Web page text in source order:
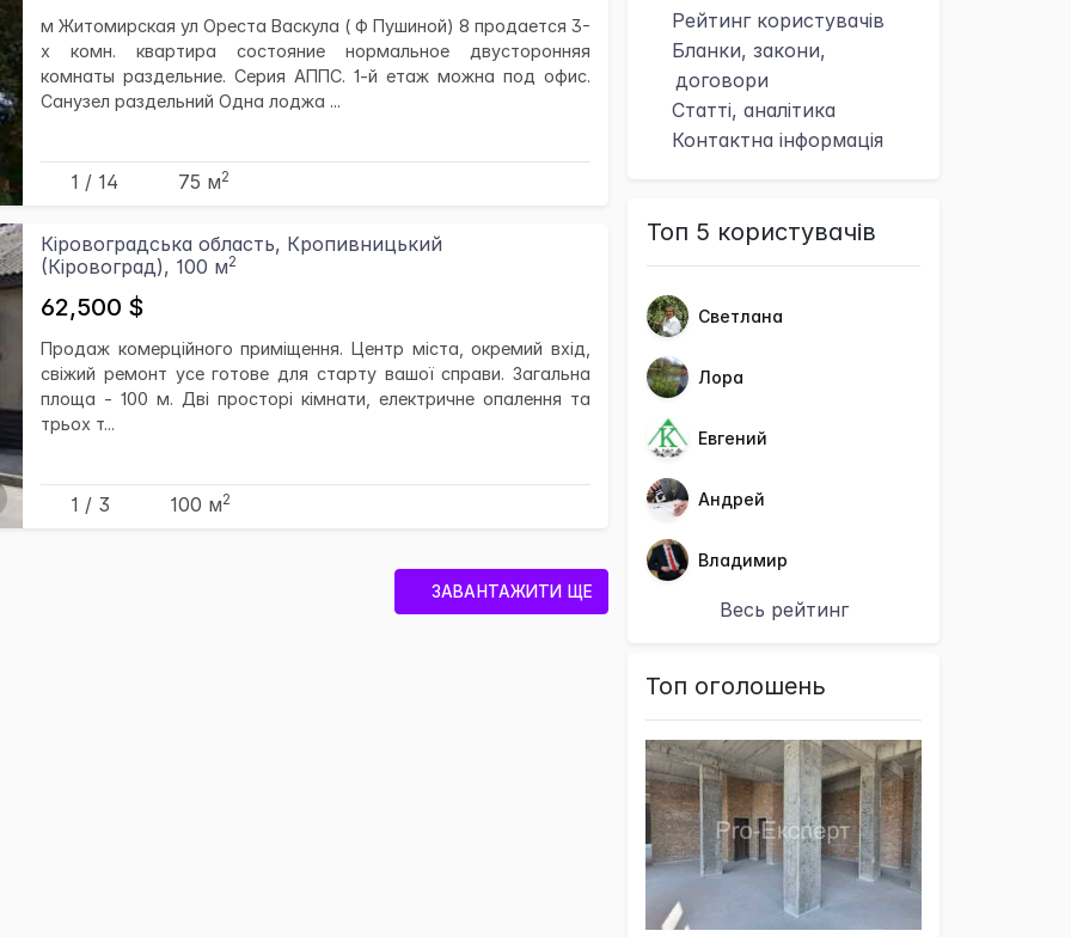
м Житомирская ул Ореста Васкула ( Ф Пушиной) 8 продается 3-
х комн. квартира состояние нормальное двусторонняя
комнаты раздельние. Серия АППС. 1-й етаж можна под офис.
Санузел раздельний Одна лоджа ...
1 / 14 75 м2
Кіровоградська область, Кропивницький
(Кіровоград), 100 м2
62,500 $
Продаж комерційного приміщення. Центр міста, окремий вхід,
свіжий ремонт усе готове для старту вашої справи. Загальна
площа - 100 м. Дві просторі кімнати, електричне опалення та
трьох т...
1 / 3 100 м2
ЗАВАНТАЖИТИ ЩЕ
Рейтинг користувачів
Бланки, закони,
договори
Статті, аналітика
Контактна інформація
Топ 5 користувачів
Светлана
Лора
Евгений
Андрей
Владимир
Весь рейтинг
Топ оголошень